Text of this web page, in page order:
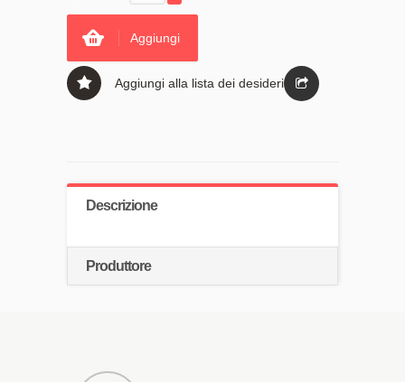
Aggiungi
Aggiungi alla lista dei desideri
Descrizione
Produttore